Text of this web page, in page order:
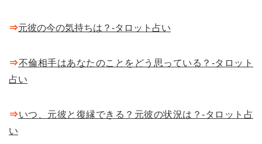
⇒元彼の今の気持ちは？-タロット占い
⇒不倫相手はあなたのことをどう思っている？-タロット
占い
⇒いつ、元彼と復縁できる？元彼の状況は？-タロット占
い